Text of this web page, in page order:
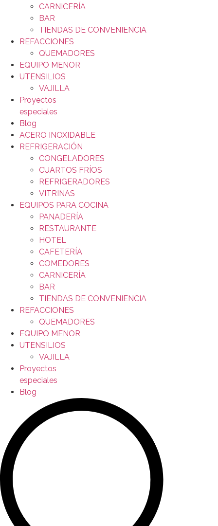
CARNICERÍA
BAR
TIENDAS DE CONVENIENCIA
REFACCIONES
QUEMADORES
EQUIPO MENOR
UTENSILIOS
VAJILLA
Proyectos
especiales
Blog
ACERO INOXIDABLE
REFRIGERACIÓN
CONGELADORES
CUARTOS FRÍOS
REFRIGERADORES
VITRINAS
EQUIPOS PARA COCINA
PANADERÍA
RESTAURANTE
HOTEL
CAFETERÍA
COMEDORES
CARNICERÍA
BAR
TIENDAS DE CONVENIENCIA
REFACCIONES
QUEMADORES
EQUIPO MENOR
UTENSILIOS
VAJILLA
Proyectos
especiales
Blog